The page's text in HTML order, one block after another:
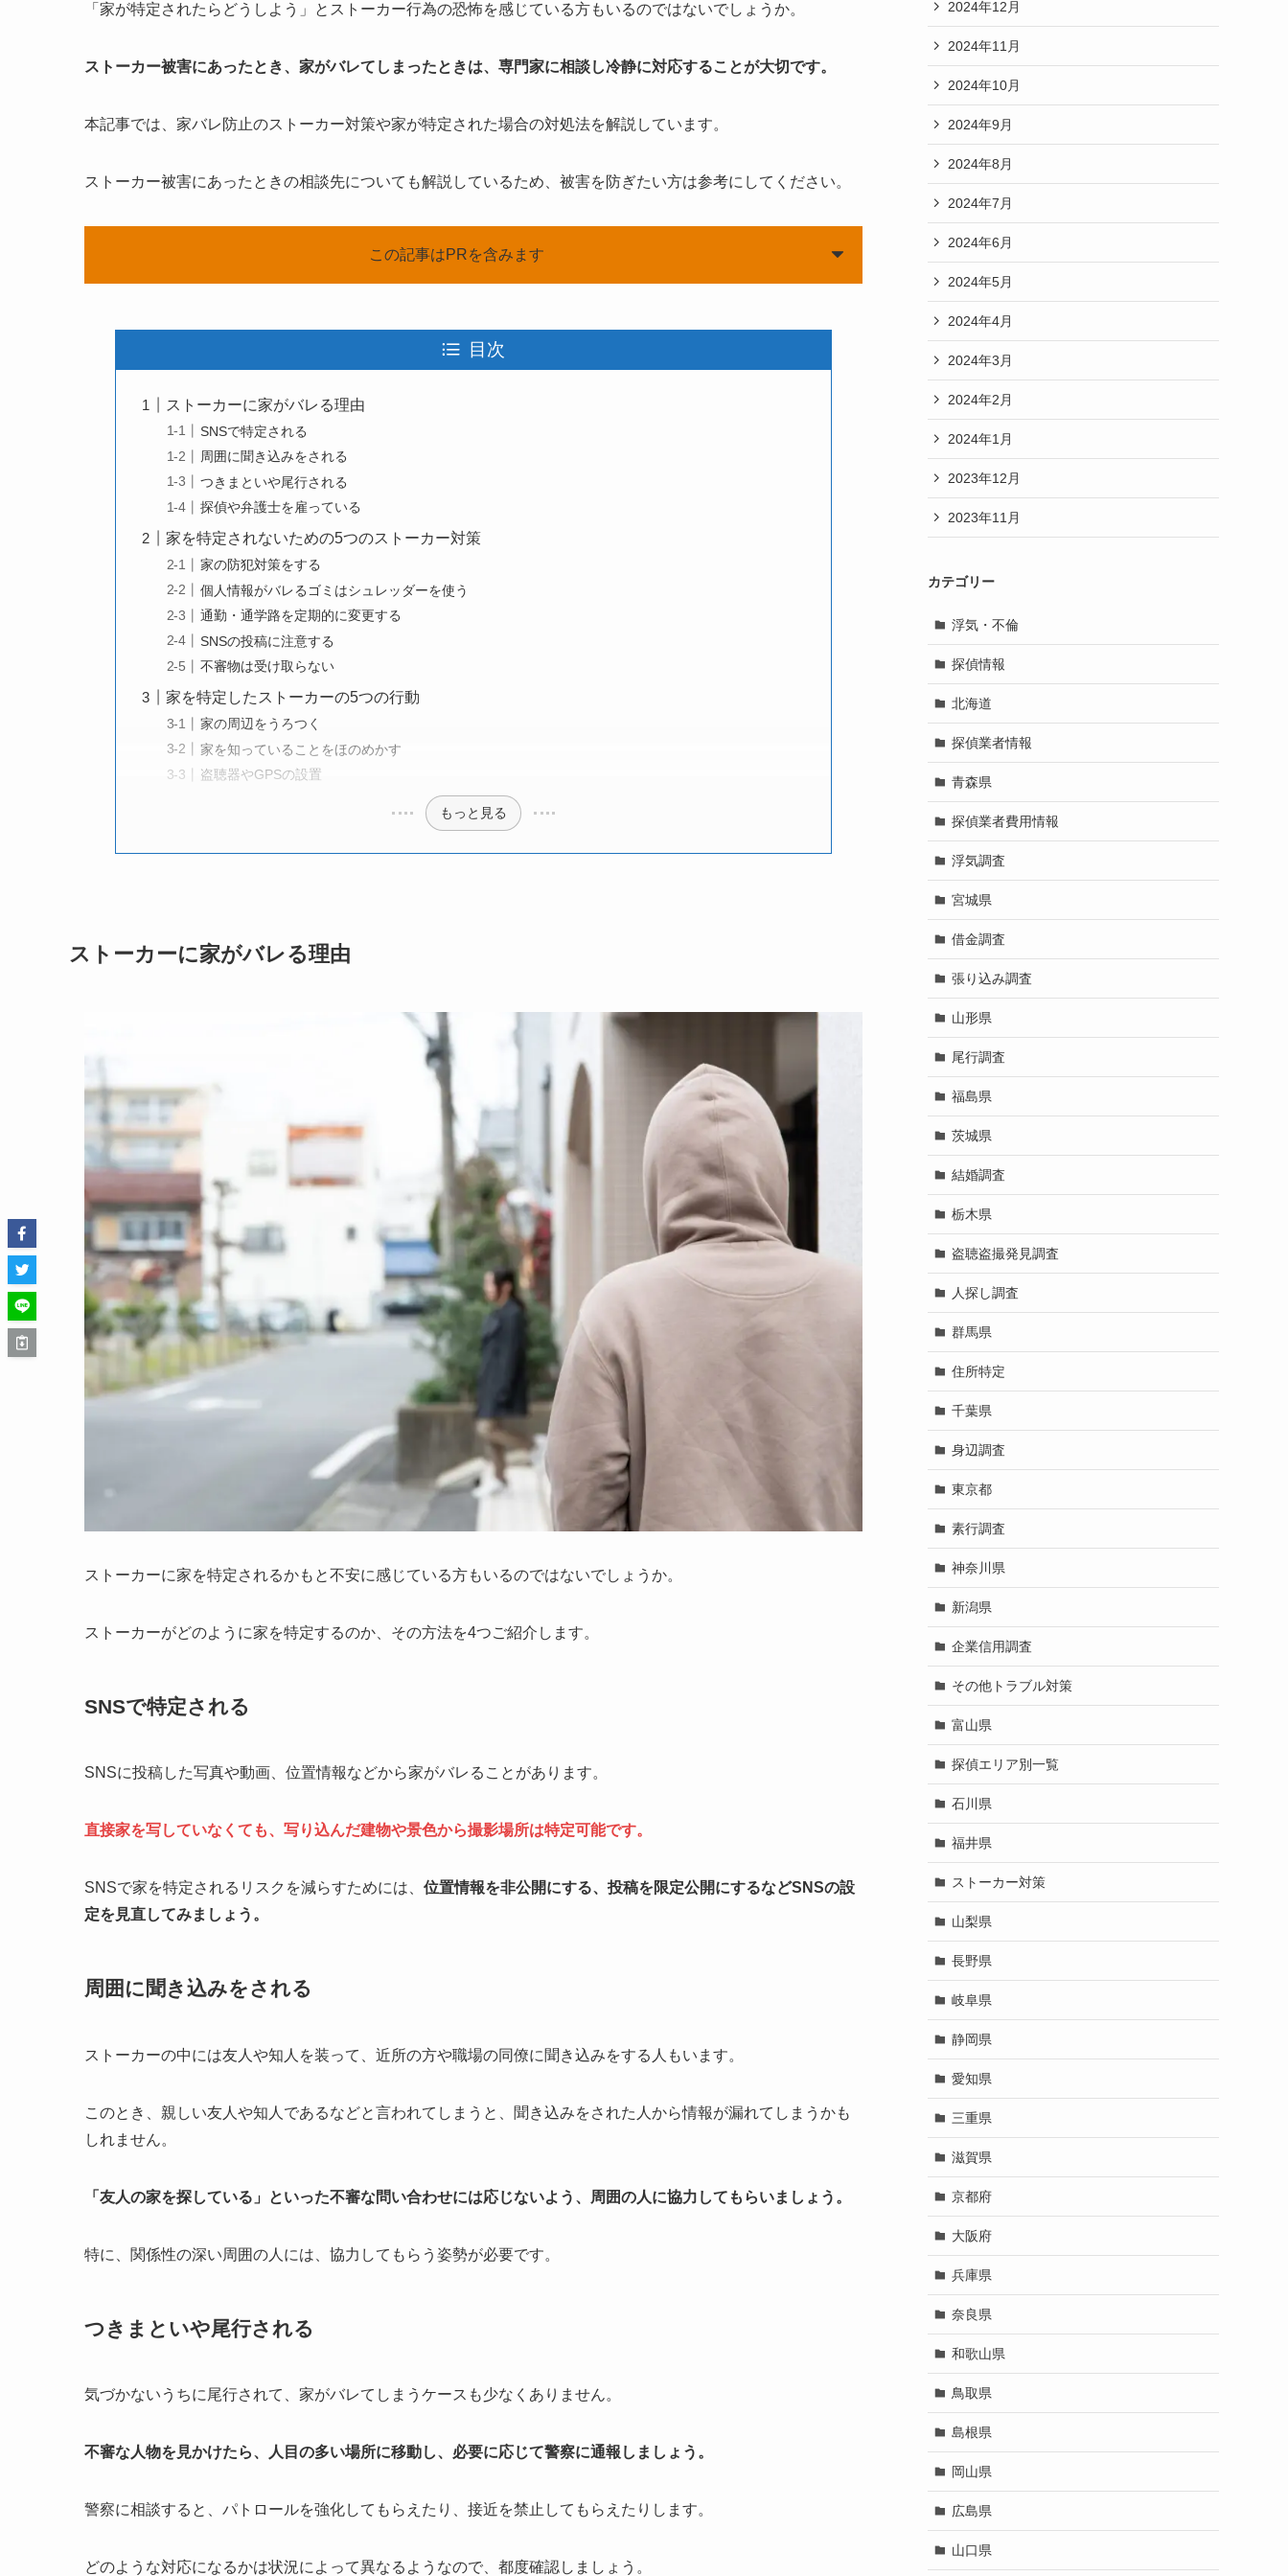
「家が特定されたらどうしよう」とストーカー行為の恐怖を感じている方もいるのではないでしょうか。
ストーカー被害にあったとき、家がバレてしまったときは、専門家に相談し冷静に対応することが大切です。
本記事では、家バレ防止のストーカー対策や家が特定された場合の対処法を解説しています。
ストーカー被害にあったときの相談先についても解説しているため、被害を防ぎたい方は参考にしてください。
この記事はPRを含みます
目次
ストーカーに家がバレる理由
SNSで特定される
周囲に聞き込みをされる
つきまといや尾行される
探偵や弁護士を雇っている
家を特定されないための5つのストーカー対策
家の防犯対策をする
個人情報がバレるゴミはシュレッダーを使う
通勤・通学路を定期的に変更する
SNSの投稿に注意する
不審物は受け取らない
家を特定したストーカーの5つの行動
家の周辺をうろつく
家を知っていることをほのめかす
盗聴器やGPSの設置
もっと見る
ストーカーに家がバレる理由
ストーカーに家を特定されるかもと不安に感じている方もいるのではないでしょうか。
ストーカーがどのように家を特定するのか、その方法を4つご紹介します。
SNSで特定される
SNSに投稿した写真や動画、位置情報などから家がバレることがあります。
直接家を写していなくても、写り込んだ建物や景色から撮影場所は特定可能です。
SNSで家を特定されるリスクを減らすためには、 位置情報を非公開にする、投稿を限定公開にするなどSNSの設
定を見直してみましょう。
周囲に聞き込みをされる
ストーカーの中には友人や知人を装って、近所の方や職場の同僚に聞き込みをする人もいます。
このとき、親しい友人や知人であるなどと言われてしまうと、聞き込みをされた人から情報が漏れてしまうかも
しれません。
「友人の家を探している」といった不審な問い合わせには応じないよう、周囲の人に協力してもらいましょう。
特に、関係性の深い周囲の人には、協力してもらう姿勢が必要です。
つきまといや尾行される
気づかないうちに尾行されて、家がバレてしまうケースも少なくありません。
不審な人物を見かけたら、人目の多い場所に移動し、必要に応じて警察に通報しましょう。
警察に相談すると、パトロールを強化してもらえたり、接近を禁止してもらえたりします。
どのような対応になるかは状況によって異なるようなので、都度確認しましょう。
2024年12月
2024年11月
2024年10月
2024年9月
2024年8月
2024年7月
2024年6月
2024年5月
2024年4月
2024年3月
2024年2月
2024年1月
2023年12月
2023年11月
カテゴリー
浮気・不倫
探偵情報
北海道
探偵業者情報
青森県
探偵業者費用情報
浮気調査
宮城県
借金調査
張り込み調査
山形県
尾行調査
福島県
茨城県
結婚調査
栃木県
盗聴盗撮発見調査
人探し調査
群馬県
住所特定
千葉県
身辺調査
東京都
素行調査
神奈川県
新潟県
企業信用調査
その他トラブル対策
富山県
探偵エリア別一覧
石川県
福井県
ストーカー対策
山梨県
長野県
岐阜県
静岡県
愛知県
三重県
滋賀県
京都府
大阪府
兵庫県
奈良県
和歌山県
鳥取県
島根県
岡山県
広島県
山口県